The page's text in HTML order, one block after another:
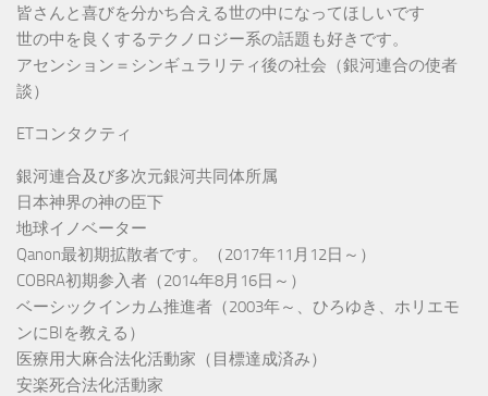
皆さんと喜びを分かち合える世の中になってほしいです
世の中を良くするテクノロジー系の話題も好きです。
アセンション＝シンギュラリティ後の社会（銀河連合の使者
談）
ETコンタクティ
銀河連合及び多次元銀河共同体所属
日本神界の神の臣下
地球イノベーター
Qanon最初期拡散者です。（2017年11月12日～）
COBRA初期参入者（2014年8月16日～）
ベーシックインカム推進者（2003年～、ひろゆき、ホリエモ
ンにBIを教える）
医療用大麻合法化活動家（目標達成済み）
安楽死合法化活動家